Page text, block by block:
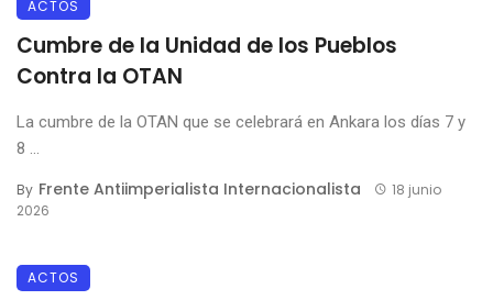
ACTOS
Cumbre de la Unidad de los Pueblos
Contra la OTAN
La cumbre de la OTAN que se celebrará en Ankara los días 7 y
8 ...
By Frente Antiimperialista Internacionalista
18 junio
2026
ACTOS